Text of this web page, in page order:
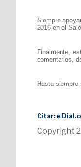
Siempre
2016 en el
Finalmente,
comentarios,
Hasta siempre
Citar:
Copyright